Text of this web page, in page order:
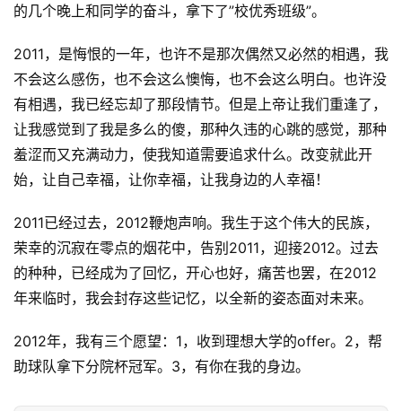
原
创
专
业
的几个晚上和同学的奋斗，拿下了”校优秀班级”。
2011，是悔恨的一年，也许不是那次偶然又必然的相遇，我
不会这么感伤，也不会这么懊悔，也不会这么明白。也许没
有相遇，我已经忘却了那段情节。但是上帝让我们重逢了，
让我感觉到了我是多么的傻，那种久违的心跳的感觉，那种
羞涩而又充满动力，使我知道需要追求什么。改变就此开
始，让自己幸福，让你幸福，让我身边的人幸福！
2011已经过去，2012鞭炮声响。我生于这个伟大的民族，
荣幸的沉寂在零点的烟花中，告别2011，迎接2012。过去
的种种，已经成为了回忆，开心也好，痛苦也罢，在2012
年来临时，我会封存这些记忆，以全新的姿态面对未来。
2012年，我有三个愿望：1，收到理想大学的offer。2，帮
助球队拿下分院杯冠军。3，有你在我的身边。